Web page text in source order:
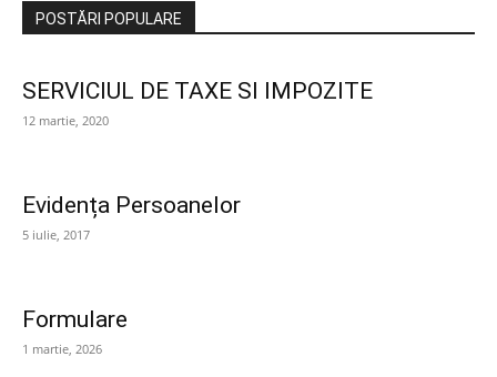
POSTĂRI POPULARE
SERVICIUL DE TAXE SI IMPOZITE
12 martie, 2020
Evidența Persoanelor
5 iulie, 2017
Formulare
1 martie, 2026